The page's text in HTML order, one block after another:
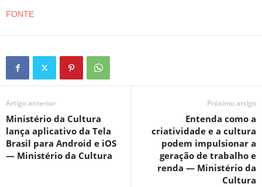
FONTE
Artigo anterior
Ministério da Cultura
lança aplicativo da Tela
Brasil para Android e iOS
— Ministério da Cultura
Próximo artigo
Entenda como a
criatividade e a cultura
podem impulsionar a
geração de trabalho e
renda — Ministério da
Cultura